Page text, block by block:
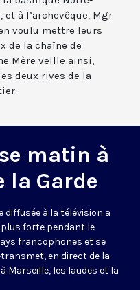
et à l’archevêque, Mgr
voulu mettre leurs
de la chaîne de
Mère veille ainsi,
deux rives de la
matin à
la Garde
diffusée à la télévision a
plus forte pendant le
francophones et se
en direct de la
Marseille, les laudes et la